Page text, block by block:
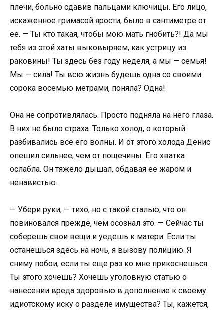
плечи, больно сдавив пальцами ключицы. Его лицо,
искаженное гримасой ярости, было в сантиметре от
ее. — Ты кто такая, чтобы мою мать гнобить?! Да мы
тебя из этой хаты выковыряем, как устрицу из
раковины! Ты здесь без году неделя, а мы — семья!
Мы — сила! Ты всю жизнь будешь одна со своими
сорока восемью метрами, поняла? Одна!
Она не сопротивлялась. Просто подняла на него глаза.
В них не было страха. Только холод, о который
разбивались все его волны. И от этого холода Денис
опешил сильнее, чем от пощечины. Его хватка
ослабла. Он тяжело дышал, обдавая ее жаром и
ненавистью.
— Убери руки, — тихо, но с такой сталью, что он
повиновался прежде, чем осознал это. — Сейчас ты
соберешь свои вещи и уедешь к матери. Если ты
останешься здесь на ночь, я вызову полицию. Я
сниму побои, если ты еще раз ко мне прикоснешься.
Ты этого хочешь? Хочешь уголовную статью о
нанесении вреда здоровью в дополнение к своему
идиотскому иску о разделе имущества? Ты, кажется,